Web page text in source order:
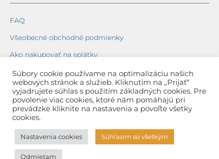
FAQ
Všeobecné obchodné podmienky
Ako nakupovať na splátky
Ochrana osobných údajov
Reklamačný poriadok
Spôsob a cena dopravy
Spôsob platby
Záruka na tovar
Súbory cookie používame na optimalizáciu našich
webových stránok a služieb. Kliknutím na „Prijať“
vyjadrujete súhlas s použitím základných cookies. Pre
povolenie viac cookies, ktoré nám pomáhajú pri
prevádzke kliknite na nastavenia a povoľte všetky
cookies.
Nastavenia cookies Súhlasím so všetkým
Odmietam